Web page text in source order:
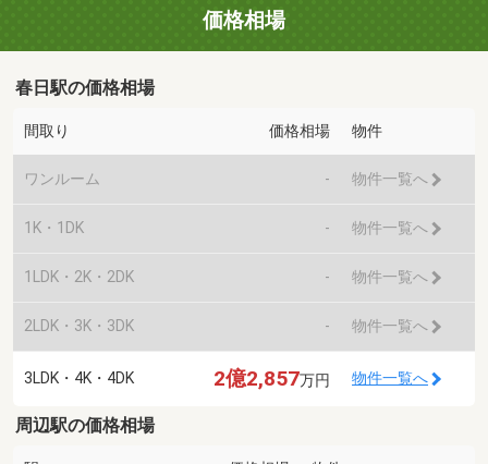
価格相場
春日駅の価格相場
間取り 価格相場 物件
ワンルーム - 物件一覧へ
1K・1DK - 物件一覧へ
1LDK・2K・2DK - 物件一覧へ
2LDK・3K・3DK - 物件一覧へ
3LDK・4K・4DK 2億2,857万円 物件一覧へ
周辺駅の価格相場